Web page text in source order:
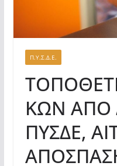
Π.Υ.Σ.Δ.Ε.
ΚΩΝ ΑΠΟ
ΠΥΣΔΕ,